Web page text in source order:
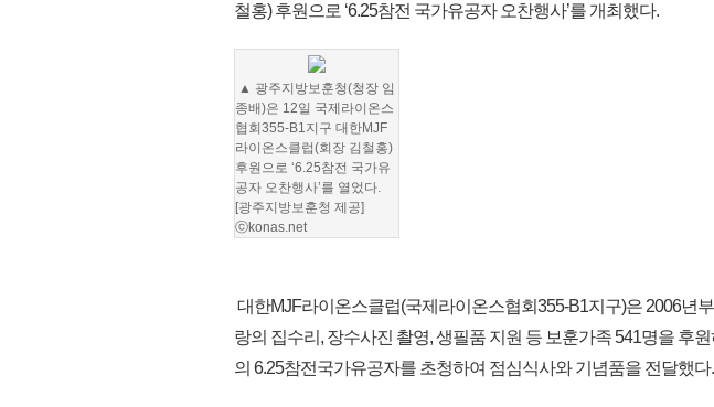
철홍) 후원으로 ‘6.25참전 국가유공자 오찬행사’를 개최했다.
▲ 광주지방보훈청(청장 임
종배)은 12일 국제라이온스
협회355-B1지구 대한MJF
라이온스클럽(회장 김철홍)
후원으로 ‘6.25참전 국가유
공자 오찬행사’를 열었다.
[광주지방보훈청 제공]
ⓒkonas.net
대한MJF라이온스클럽(국제라이온스협회355-B1지구)은 2006년
랑의 집수리, 장수사진 촬영, 생필품 지원 등 보훈가족 541명을 후
의 6.25참전국가유공자를 초청하여 점심식사와 기념품을 전달했다.